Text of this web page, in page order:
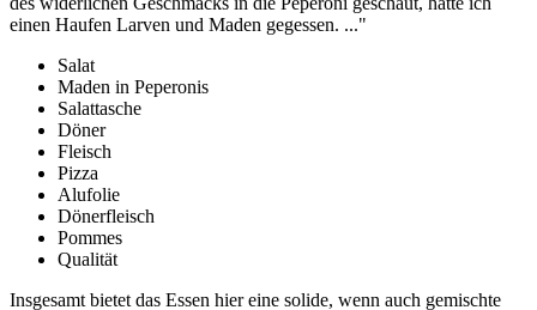
einen Haufen Larven und Maden gegessen. ..."
Salat
Maden in Peperonis
Salattasche
Döner
Fleisch
Pizza
Alufolie
Dönerfleisch
Pommes
Qualität
Insgesamt bietet das Essen hier eine solide, wenn auch gemischte